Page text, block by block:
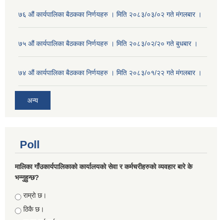
७६ औं कार्यपालिका बैठकका निर्णयहरु । मिति २०८३/०३/०२ गते मंगलबार ।
७५ औं कार्यपालिका बैठकका निर्णयहरु । मिति २०८३/०२/२० गते बुधबार ।
७४ औं कार्यपालिका बैठकका निर्णयहरु । मिति २०८३/०१/२२ गते मंगलबार ।
अन्य
Poll
मालिका गाँउकार्यपालिकाको कार्यालयको सेवा र कर्मचरीहरुको व्यवहार बारे के
भन्नुहुन्छ?
Choices
राम्रो छ।
ठिकै छ।